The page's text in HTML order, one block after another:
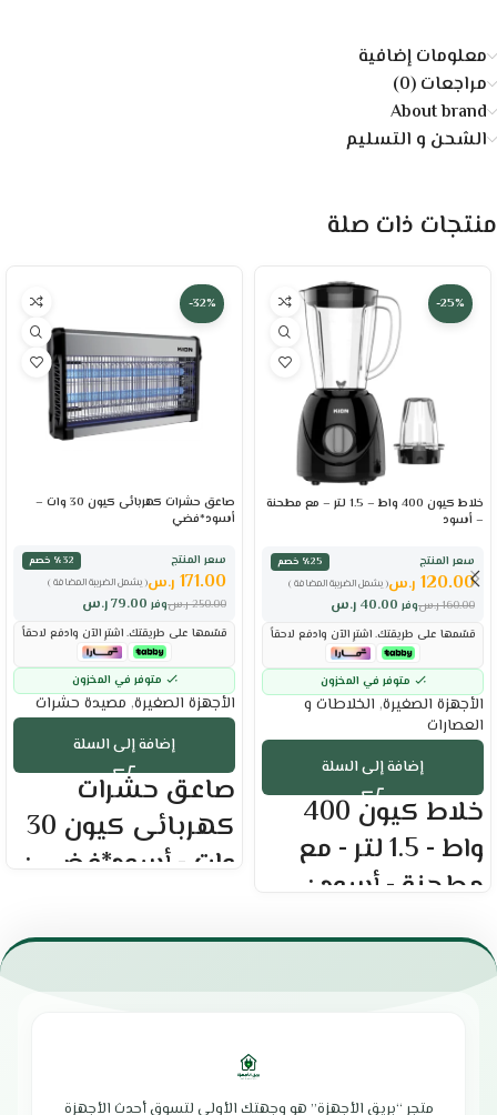
معلومات إضافية
مراجعات (0)
About brand
الشحن و التسليم
منتجات ذات صلة
-25%
خلاط كيون 400 واط – 1.5 لتر – مع مطحنة
– أسود
سعر المنتج
٪25 خصم
( يشمل الضريبة المضافة )
120.00 ر.س
وفر 40.00 ر.س 160.00 ر.س
قسّمها على طريقتك. اشترِ الآن وادفع لاحقاً
متوفر في المخزون
الأجهزة الصغيرة, الخلاطات و
العصارات
إضافة إلى السلة
خلاط كيون 400
واط - 1.5 لتر - مع
مطحنة - أسود :
السعة: 1.5 لتر
يحتوي علي سرعتين
سهل الاستخدام وسهل التنظيف
-32%
صاعق حشرات كهربائى كيون 30 وات –
أسود*فضي
سعر المنتج
٪32 خصم
( يشمل الضريبة المضافة )
171.00 ر.س
وفر 79.00ر.س 250.00 ر.س
قسّمها على طريقتك. اشترِ الآن وادفع لاحقاً
متوفر في المخزون
الأجهزة الصغيرة, مصيدة حشرات
إضافة إلى السلة
صاعق حشرات
كهربائى كيون 30
وات - أسود*فضي :
تغطي مساحة تصل إلى 80 مترًا
بيئي وآمن بدون مواد كيميائية
يمكن تنظيفه بسهولة
متجر “بريق الأجهزة” هو وجهتك الأولى لتسوق أحدث الأجهزة